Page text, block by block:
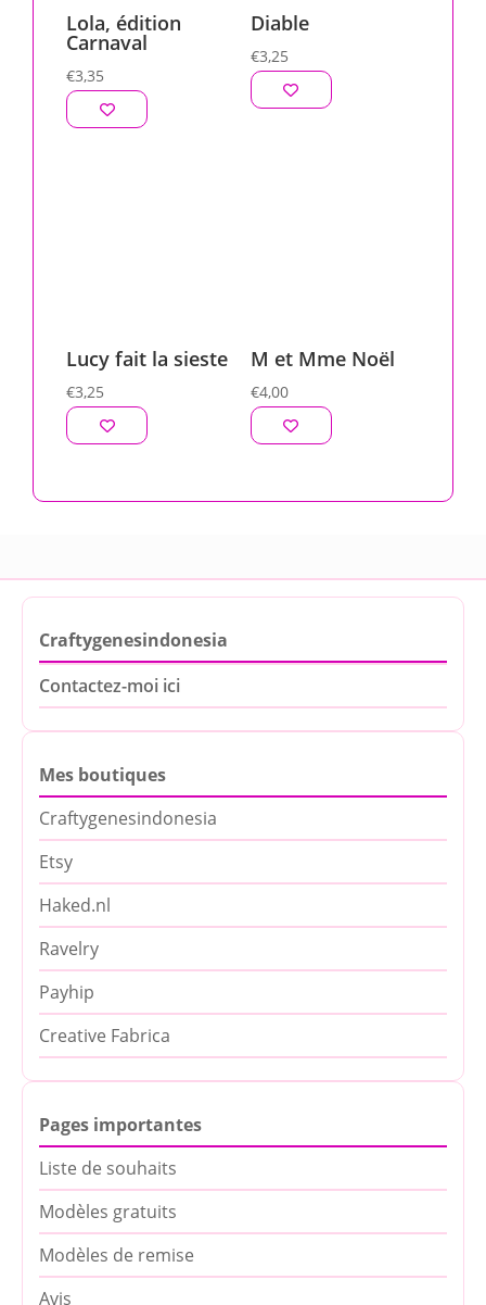
Lola, édition
Carnaval
€3,35
Diable
€3,25
Lucy fait la sieste
€3,25
M et Mme Noël
€4,00
Craftygenesindonesia
Contactez-moi ici
Mes boutiques
Craftygenesindonesia
Etsy
Haked.nl
Ravelry
Payhip
Creative Fabrica
Pages importantes
Liste de souhaits
Modèles gratuits
Modèles de remise
Avis